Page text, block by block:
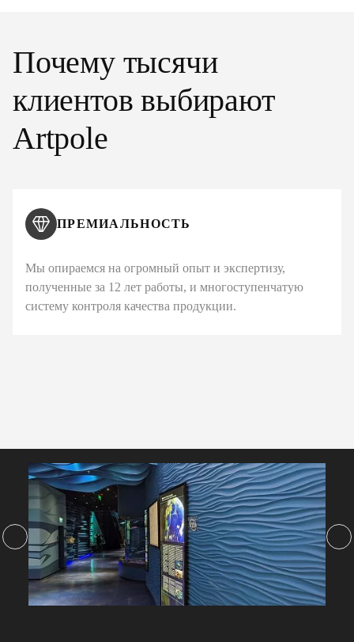
Почему тысячи
клиентов выбирают
Artpole
ПРЕМИАЛЬНОСТЬ
Мы опираемся на огромный опыт и экспертизу,
полученные за 12 лет работы, и многоступенчатую
систему контроля качества продукции.